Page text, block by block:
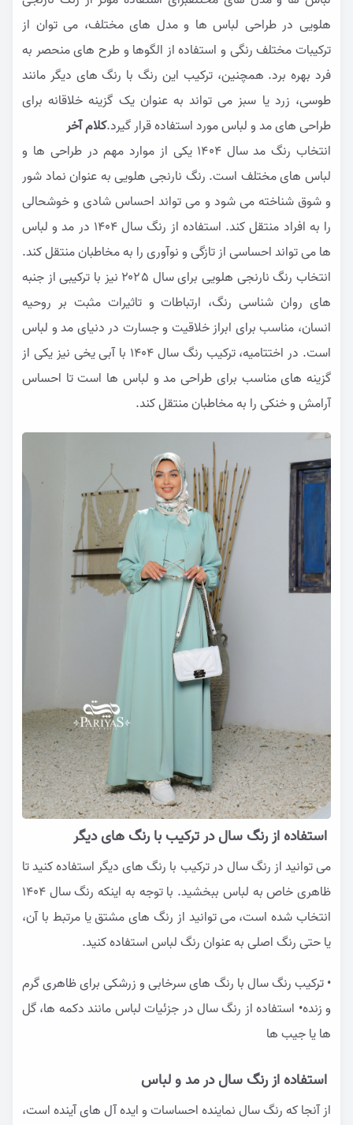
هلویی در طراحی لباس ها و مدل های مختلف، می توان از
ترکیبات مختلف رنگی و استفاده از الگوها و طرح های منحصر به
فرد بهره برد. همچنین، ترکیب این رنگ با رنگ های دیگر مانند
طوسی، زرد یا سبز می تواند به عنوان یک گزینه خلاقانه برای
طراحی های مد و لباس مورد استفاده قرار گیرد.کلام آخر
انتخاب رنگ مد سال ۱۴04 یکی از موارد مهم در طراحی ها و
لباس های مختلف است. رنگ نارنجی هلویی به عنوان نماد شور
و شوق شناخته می شود و می تواند احساس شادی و خوشحالی
را به افراد منتقل کند. استفاده از رنگ سال ۱۴۰4 در مد و لباس
ها می تواند احساسی از تازگی و نوآوری را به مخاطبان منتقل کند.
انتخاب رنگ نارنجی هلویی برای سال ۲۰۲5 نیز با ترکیبی از جنبه
های روان شناسی رنگ، ارتباطات و تاثیرات مثبت بر روحیه
انسان، مناسب برای ابراز خلاقیت و جسارت در دنیای مد و لباس
است. در اختتامیه، ترکیب رنگ سال ۱۴۰4 با آبی یخی نیز یکی از
گزینه های مناسب برای طراحی مد و لباس ها است تا احساس
آرامش و خنکی را به مخاطبان منتقل کند.
استفاده از رنگ سال در ترکیب با رنگ های دیگر
می توانید از رنگ سال در ترکیب با رنگ های دیگر استفاده کنید تا
ظاهری خاص به لباس ببخشید. با توجه به اینکه رنگ سال ۱۴۰4
انتخاب شده است، می توانید از رنگ های مشتق یا مرتبط با آن،
یا حتی رنگ اصلی به عنوانرنگ لباساستفاده کنید.
• ترکیب رنگ سال با رنگ های سرخابی و زرشکی برای ظاهری گرم
و زنده• استفاده از رنگ سال در جزئیات لباس مانند دکمه ها، گل
ها یا جیب ها
استفاده از رنگ سال در مد و لباس
از آنجا که رنگ سال نماینده احساسات و ایده آل های آینده است،